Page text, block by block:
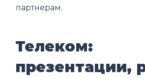
партнерам.
Телеком:
презентации,